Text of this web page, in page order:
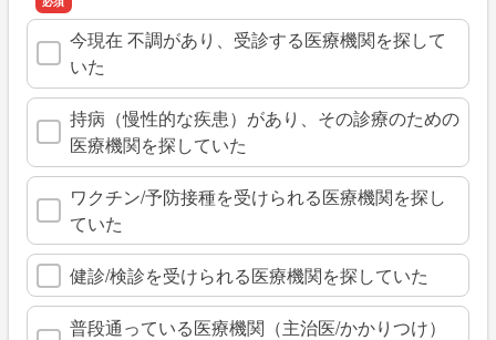
今現在 不調があり、受診する医療機関を探して
いた
持病（慢性的な疾患）があり、その診療のための
医療機関を探していた
ワクチン/予防接種を受けられる医療機関を探し
ていた
健診/検診を受けられる医療機関を探していた
普段通っている医療機関（主治医/かかりつけ）